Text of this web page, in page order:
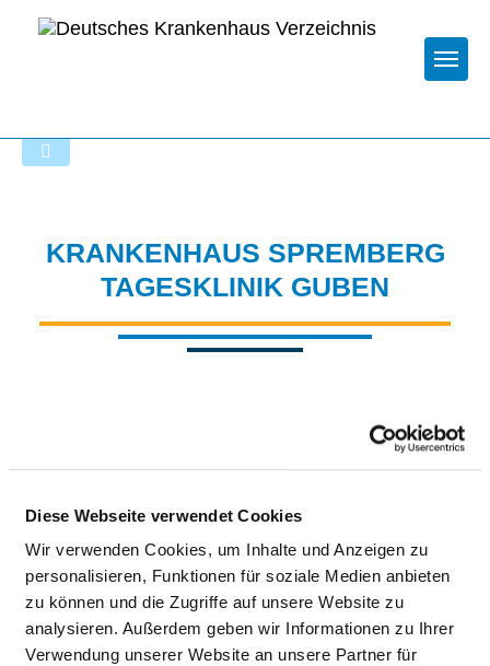
Diese Webseite verwendet Cookies
Wir verwenden Cookies, um Inhalte und Anzeigen zu
personalisieren, Funktionen für soziale Medien anbieten
zu können und die Zugriffe auf unsere Website zu
analysieren. Außerdem geben wir Informationen zu Ihrer
Verwendung unserer Website an unsere Partner für
KRANKENHAUS SPREMBERG
TAGESKLINIK GUBEN
BESCHWERDEMANAGEMENT
PATIENTENORIENTIERTES LOB- UND
BESCHWERDEMANAGEMENT
Strukturiertes Beschwerdemanagement wurde
eingeführt: ja